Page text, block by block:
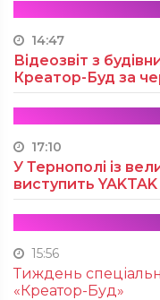
14:47
Відеозвіт з
Креатор-Буд за
17:10
У Тернополі із
виступить YAKTAK
15:56
Тиждень
«Креатор-Буд»